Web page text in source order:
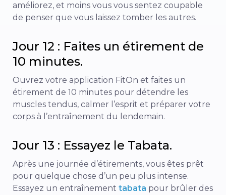
améliorez, et moins vous vous sentez coupable
de penser que vous laissez tomber les autres.
Jour 12 : Faites un étirement de
10 minutes.
Ouvrez votre application FitOn et faites un
étirement de 10 minutes pour détendre les
muscles tendus, calmer l’esprit et préparer votre
corps à l’entraînement du lendemain.
Jour 13 : Essayez le Tabata.
Après une journée d’étirements, vous êtes prêt
pour quelque chose d’un peu plus intense.
Essayez un entraînement tabata pour brûler des